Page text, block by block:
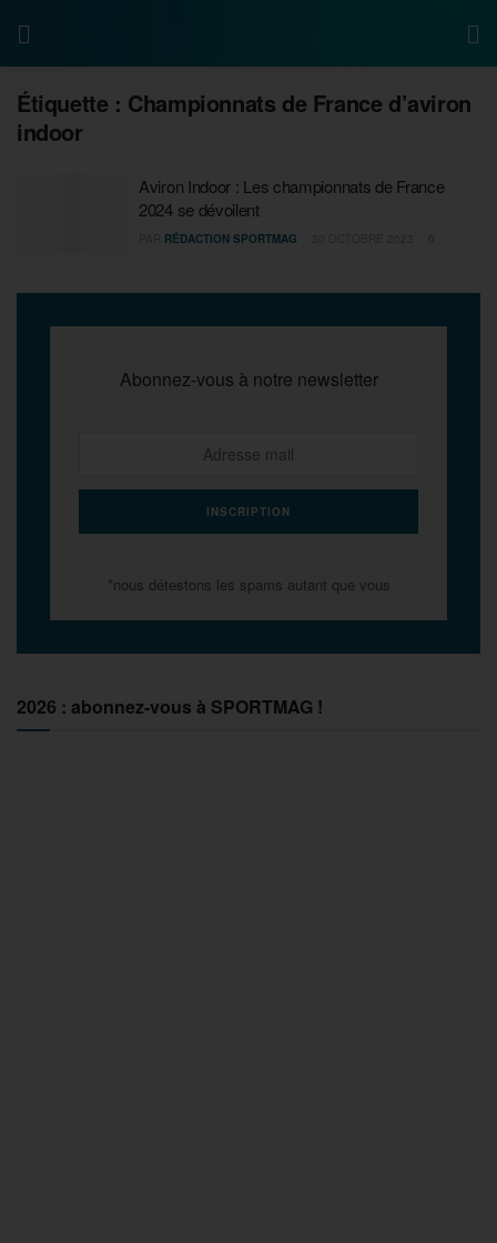
Étiquette : Championnats de France d’aviron
indoor
Aviron Indoor : Les championnats de France
2024 se dévoilent
RÉDACTION SPORTMAG
Abonnez-vous à notre newsletter
*nous détestons les spams autant que vous
2026 : abonnez-vous à SPORTMAG !